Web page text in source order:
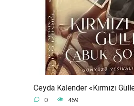
Ceyda Kalender «Kırmızı
0 469